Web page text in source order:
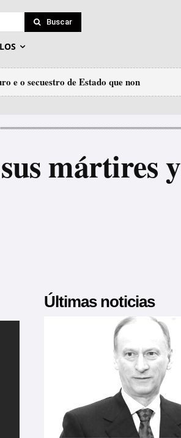
Buscar
o secuestro de Estado que non
Irán
mártires y
Últimas noticias